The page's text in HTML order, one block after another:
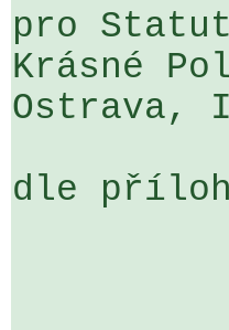
pro
Krásné
Ostrava,
dle